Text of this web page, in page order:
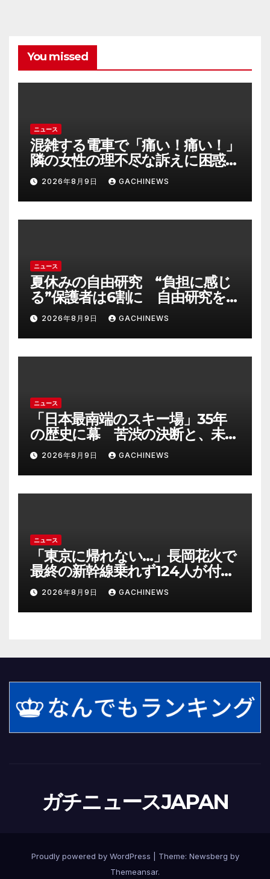
You missed
ニュース
混雑する電車で「痛い！痛い！」
隣の女性の理不尽な訴えに困惑
時間が過ぎるのを待つしかなか
った(J-CASTニュース)
2026年8月9日 GACHINEWS
ニュース
夏休みの自由研究 “負担に感じ
る”保護者は6割に 自由研究を
サポートする現場は「AIが答え
てくれる時代だが自分の目で」
大分発(FNNプライムオンライ
ン)
2026年8月9日 GACHINEWS
ニュース
「日本最南端のスキー場」35年
の歴史に幕 苦渋の決断と、未来
への一歩(FNNプライムオンライ
ン)
2026年8月9日 GACHINEWS
ニュース
「東京に帰れない…」長岡花火で
最終の新幹線乗れず124人が付近
施設で一夜明かす “フェニック
ス”の打ち上げ時間後ろ倒しの影
響は?「分散退場には一定の効果
2026年8月9日 GACHINEWS
ガチニュースJAPAN
Proudly powered by WordPress Theme: Newsberg by
Themeansar.